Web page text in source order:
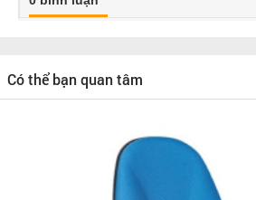
Có thể bạn quan tâm